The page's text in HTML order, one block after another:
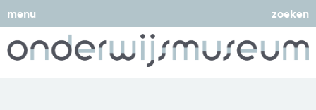
menu zoeken